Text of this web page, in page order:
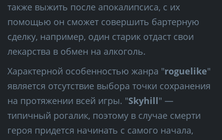
также выжить после апокалипсиса, с их
помощью он сможет совершить бартерную
сделку, например, один старик отдаст свои
лекарства в обмен на алкоголь.
Характерной особенностью жанра "roguelike"
является отсутствие выбора точки сохранения
на протяжении всей игры. "Skyhill" —
типичный рогалик, поэтому в случае смерти
героя придется начинать с самого начала,